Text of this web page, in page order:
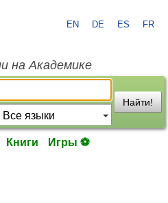
EN DE ES FR
на Академике
Найти!
Книги Игры ⚽